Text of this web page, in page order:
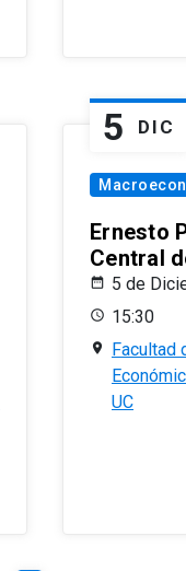
5 DIC
Ernesto
Central
5 de
15:30
Facultad
UC